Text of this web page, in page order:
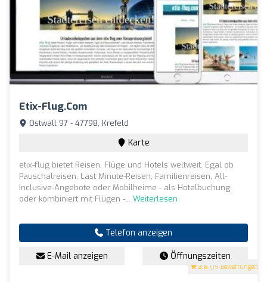
Etix-Flug.com
3.6 (19 Bewertungen)
Ostwall 97 - 47798, Krefeld
Karte
etix-flug bietet Reisen, Flüge und Hotels weltweit. Egal ob
Pauschalreisen, Last Minute-Reisen, Familienreisen, All-
Inclusive-Angebote oder Mobilheime - als Hotelbuchung
oder kombiniert mit Flügen -... Weiterlesen
Telefon anzeigen
E-Mail anzeigen Öffnungszeiten